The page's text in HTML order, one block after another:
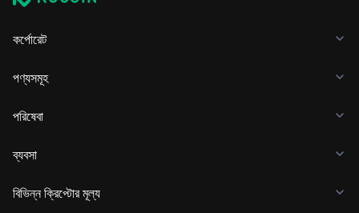
কর্পোরেট
পণ্যসমূহ
পরিষেবা
ব্যবসা
বিভিন্ন ক্রিপ্টোর মূল্য